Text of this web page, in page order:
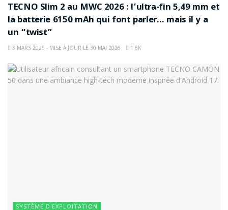
TECNO Slim 2 au MWC 2026 : l’ultra-fin 5,49 mm et
la batterie 6150 mAh qui font parler… mais il y a
un “twist”
3 MARS 2026 - MISE À JOUR LE 30 MAI 2026 1.6K
SYSTÈME D'EXPLOITATION